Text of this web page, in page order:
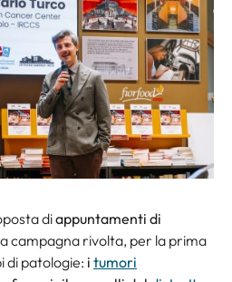
diappuntamenti di
campagna rivolta, per la prima
di patologie: i tumori